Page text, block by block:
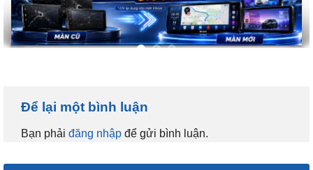
Để lại một bình luận
Bạn phải đăng nhập để gửi bình luận.